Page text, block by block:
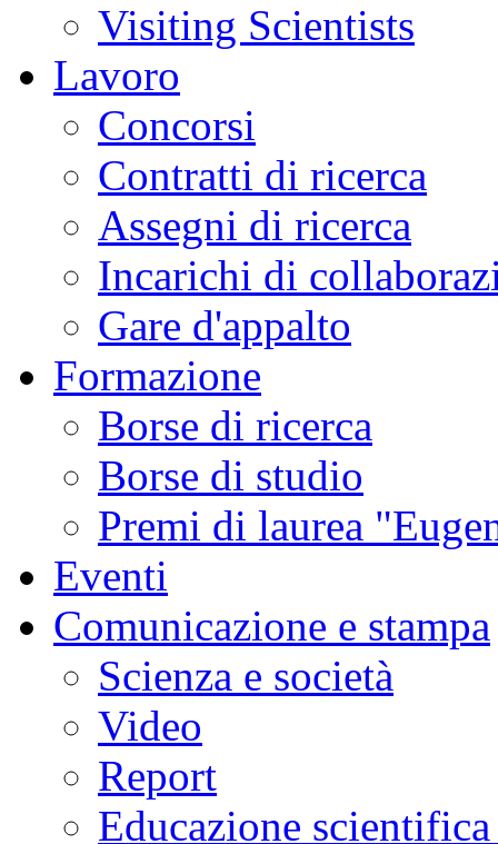
Visiting Scientists
Lavoro
Concorsi
Contratti di ricerca
Assegni di ricerca
Incarichi di
Gare d'appalto
Formazione
Borse di ricerca
Borse di studio
Premi di laurea
Eventi
Comunicazione e stampa
Scienza e società
Video
Report
Educazione